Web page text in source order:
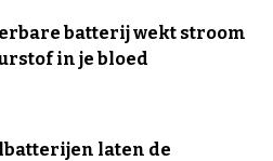
batterij wekt stroom
in je bloed
laten de